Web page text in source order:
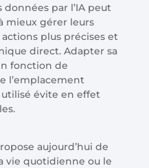
données par l’IA peut
mieux gérer leurs
plus précises et
direct. Adapter sa
fonction de
l’emplacement
évite en effet
aujourd’hui de
vie quotidienne ou le